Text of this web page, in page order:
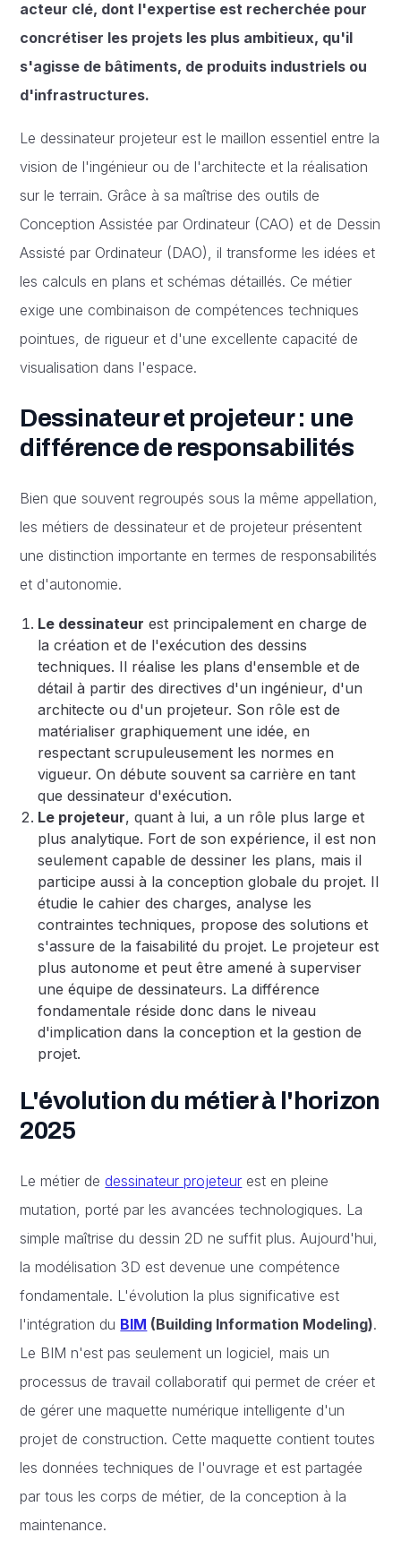
acteur clé, dont l'expertise est recherchée pour
concrétiser les projets les plus ambitieux, qu'il
s'agisse de bâtiments, de produits industriels ou
d'infrastructures.
Le dessinateur projeteur est le maillon essentiel entre la
vision de l'ingénieur ou de l'architecte et la réalisation
sur le terrain. Grâce à sa maîtrise des outils de
Conception Assistée par Ordinateur (CAO) et de Dessin
Assisté par Ordinateur (DAO), il transforme les idées et
les calculs en plans et schémas détaillés. Ce métier
exige une combinaison de compétences techniques
pointues, de rigueur et d'une excellente capacité de
visualisation dans l'espace.
Dessinateur et projeteur : une
différence de responsabilités
Bien que souvent regroupés sous la même appellation,
les métiers de dessinateur et de projeteur présentent
une distinction importante en termes de responsabilités
et d'autonomie.
Le dessinateur est principalement en charge de
la création et de l'exécution des dessins
techniques. Il réalise les plans d'ensemble et de
détail à partir des directives d'un ingénieur, d'un
architecte ou d'un projeteur. Son rôle est de
matérialiser graphiquement une idée, en
respectant scrupuleusement les normes en
vigueur. On débute souvent sa carrière en tant
que dessinateur d'exécution.
Le projeteur, quant à lui, a un rôle plus large et
plus analytique. Fort de son expérience, il est non
seulement capable de dessiner les plans, mais il
participe aussi à la conception globale du projet. Il
étudie le cahier des charges, analyse les
contraintes techniques, propose des solutions et
s'assure de la faisabilité du projet. Le projeteur est
plus autonome et peut être amené à superviser
une équipe de dessinateurs. La différence
fondamentale réside donc dans le niveau
d'implication dans la conception et la gestion de
projet.
L'évolution du métier à l'horizon
2025
Le métier de dessinateur projeteur est en pleine
mutation, porté par les avancées technologiques. La
simple maîtrise du dessin 2D ne suffit plus. Aujourd'hui,
la modélisation 3D est devenue une compétence
fondamentale. L'évolution la plus significative est
l'intégration du BIM (Building Information Modeling).
Le BIM n'est pas seulement un logiciel, mais un
processus de travail collaboratif qui permet de créer et
de gérer une maquette numérique intelligente d'un
projet de construction. Cette maquette contient toutes
les données techniques de l'ouvrage et est partagée
par tous les corps de métier, de la conception à la
maintenance.